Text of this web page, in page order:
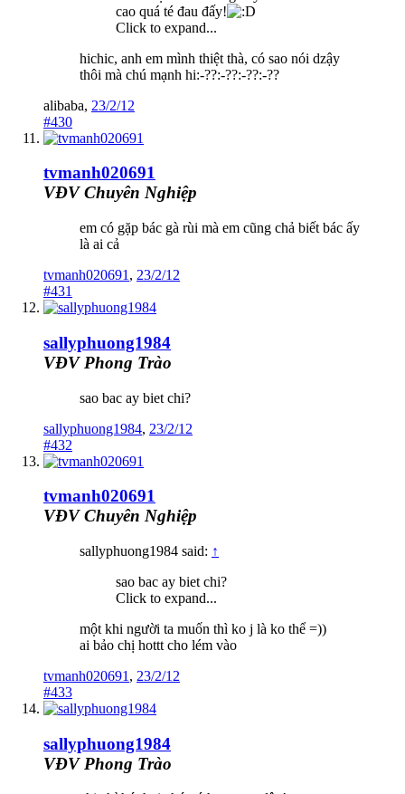
cao quá té đau đấy!
Click to expand...
hichic, anh em mình thiệt thà, có sao nói dzậy
thôi mà chú mạnh hi:-??:-??:-??:-??
alibaba, 23/2/12
#430
tvmanh020691
VĐV Chuyên Nghiệp
em có gặp bác gà rùi mà em cũng chả biết bác ấy
là ai cả
tvmanh020691 , 23/2/12
#431
sallyphuong1984
VĐV Phong Trào
sao bac ay biet chi?
sallyphuong1984, 23/2/12
#432
tvmanh020691
VĐV Chuyên Nghiệp
sallyphuong1984 said: ↑
sao bac ay biet chi?
Click to expand...
một khi người ta muốn thì ko j là ko thể =))
ai bảo chị hottt cho lém vào
tvmanh020691 , 23/2/12
#433
sallyphuong1984
VĐV Phong Trào